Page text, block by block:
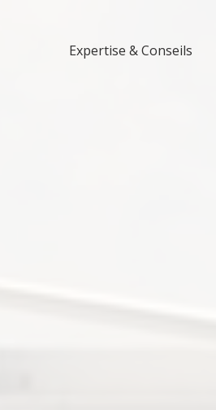
Expertise & Conseils